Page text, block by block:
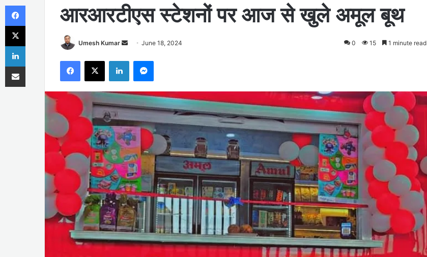
आरआरटीएस स्टेशनों पर आज से खुले अमूल बूथ
Umesh Kumar
Send
email
June 18, 2024 0 15 1 minute read
Facebook
X LinkedInMessenger
Facebook
X
LinkedIn
Share via Email